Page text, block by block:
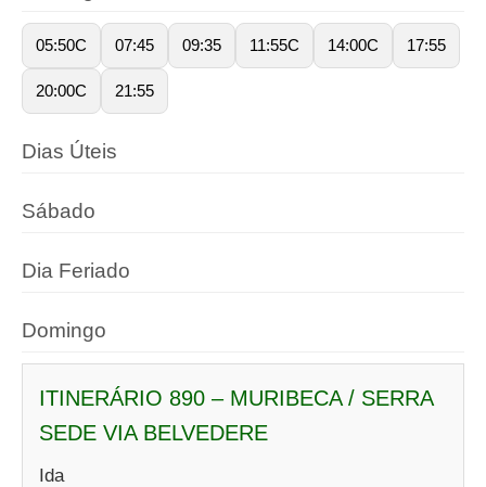
05:50C 07:45 09:35 11:55C 14:00C 17:55
20:00C 21:55
Dias Úteis
Sábado
Dia Feriado
Domingo
ITINERÁRIO 890 – MURIBECA / SERRA
SEDE VIA BELVEDERE
Ida